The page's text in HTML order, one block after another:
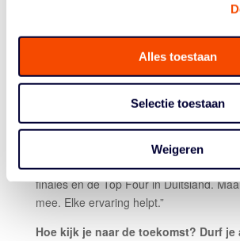
Alles toestaan
Selectie toestaan
Weigeren
Ze zien jou niet alleen als traditionele
daarin. Niet alleen een ‘lopende big’ zijn,
veelzijdiger worden. Omdat ik relatief
begonnen, denk ik dat ik nog veel kanten
Je agenda zit ondertussen
“Ja, zeker. Ik speel met de U19, het
train dus vaak mee met het eerste. Nu
finales en de Top Four in Duitsland.
mee. Elke ervaring helpt.”
Hoe kijk je naar de toekomst? Durf je